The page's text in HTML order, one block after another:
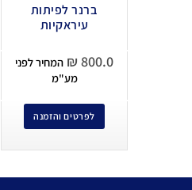
ברנר לפיתות
עיראקיות
₪ 800.0
המחיר לפני
מע"מ
לפרטים והזמנה